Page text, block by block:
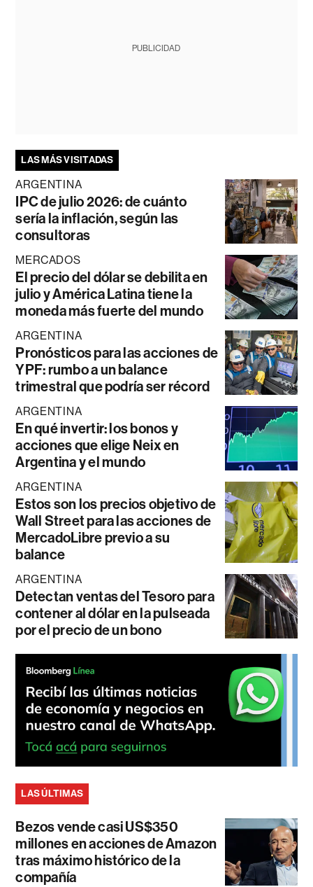
PUBLICIDAD
LAS MÁS VISITADAS
ARGENTINA
IPC de julio 2026: de cuánto
sería la inflación, según las
consultoras
MERCADOS
El precio del dólar se debilita en
julio y América Latina tiene la
moneda más fuerte del mundo
ARGENTINA
Pronósticos para las acciones de
YPF: rumbo a un balance
trimestral que podría ser récord
ARGENTINA
En qué invertir: los bonos y
acciones que elige Neix en
Argentina y el mundo
ARGENTINA
Estos son los precios objetivo de
Wall Street para las acciones de
MercadoLibre previo a su
balance
ARGENTINA
Detectan ventas del Tesoro para
contener al dólar en la pulseada
por el precio de un bono
LAS ÚLTIMAS
Bezos vende casi US$350
millones en acciones de Amazon
tras máximo histórico de la
compañía